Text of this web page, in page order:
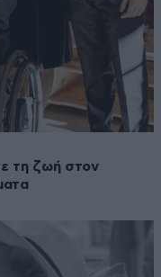
τη ζωή στον